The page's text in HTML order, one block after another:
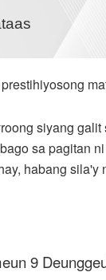
siyang
sa pagitan
habang
9